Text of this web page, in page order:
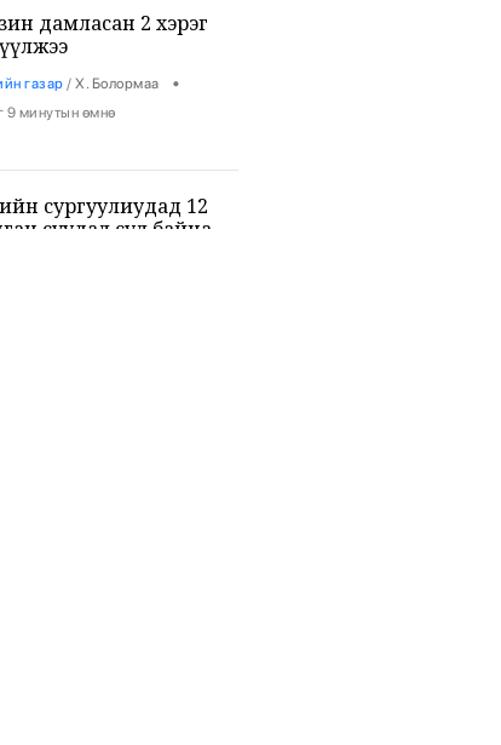
дамласан 2 хэрэг
газар / Х. Болормаа •
9 минутын өмнө
сургуулиудад 12
суудал сул байна